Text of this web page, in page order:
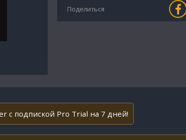
Поделиться
с подпиской Pro Trial на 7 дней!